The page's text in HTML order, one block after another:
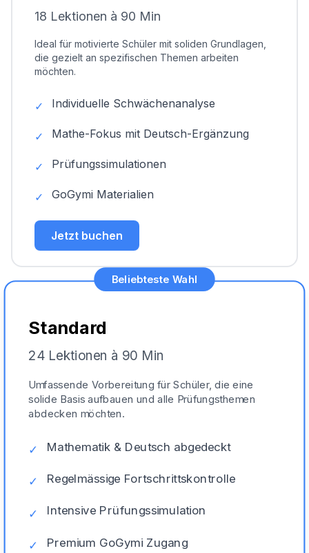
18 Lektionen à 90 Min
Ideal für motivierte Schüler mit soliden Grundlagen,
die gezielt an spezifischen Themen arbeiten
möchten.
✓ Individuelle Schwächenanalyse
✓ Mathe-Fokus mit Deutsch-Ergänzung
✓ Prüfungssimulationen
✓ GoGymi Materialien
Jetzt buchen
Beliebteste Wahl
Standard
24 Lektionen à 90 Min
Umfassende Vorbereitung für Schüler, die eine
solide Basis aufbauen und alle Prüfungsthemen
abdecken möchten.
✓ Mathematik & Deutsch abgedeckt
✓ Regelmässige Fortschrittskontrolle
✓ Intensive Prüfungssimulation
✓ Premium GoGymi Zugang